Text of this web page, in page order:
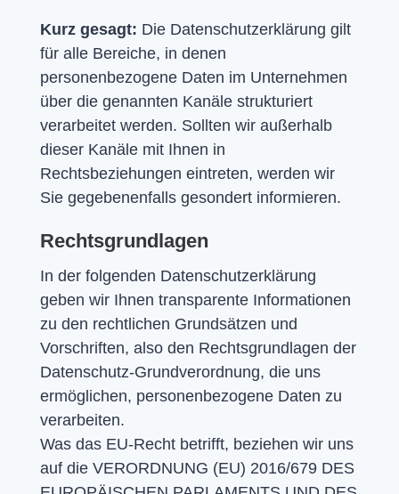
Kurz gesagt: Die Datenschutzerklärung gilt
für alle Bereiche, in denen
personenbezogene Daten im Unternehmen
über die genannten Kanäle strukturiert
verarbeitet werden. Sollten wir außerhalb
dieser Kanäle mit Ihnen in
Rechtsbeziehungen eintreten, werden wir
Sie gegebenenfalls gesondert informieren.
Rechtsgrundlagen
In der folgenden Datenschutzerklärung
geben wir Ihnen transparente Informationen
zu den rechtlichen Grundsätzen und
Vorschriften, also den Rechtsgrundlagen der
Datenschutz-Grundverordnung, die uns
ermöglichen, personenbezogene Daten zu
verarbeiten.
Was das EU-Recht betrifft, beziehen wir uns
auf die VERORDNUNG (EU) 2016/679 DES